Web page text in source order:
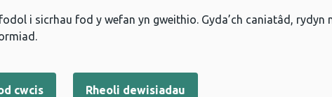
i sicrhau fod y wefan yn gweithio. Gyda’ch caniatâd,
cwcis Rheoli dewisiadau